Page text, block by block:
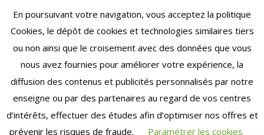
Mentions légales | Conditions générales de vente
En poursuivant votre navigation, vous acceptez la politique
Cookies, le dépôt de cookies et technologies similaires tiers
ou non ainsi que le croisement avec des données que vous
nous avez fournies pour améliorer votre expérience, la
diffusion des contenus et publicités personnalisés par notre
enseigne ou par des partenaires au regard de vos centres
d’intérêts, effectuer des études afin d’optimiser nos offres et
prévenir les risques de fraude.
Paramétrer les cookies